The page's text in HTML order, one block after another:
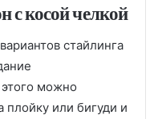
с косой челкой
стайлинга
можно
плойку или бигуди и